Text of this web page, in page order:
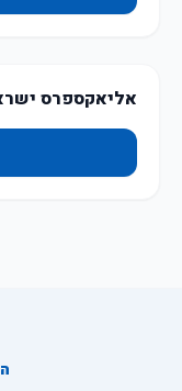
אליאקספרס